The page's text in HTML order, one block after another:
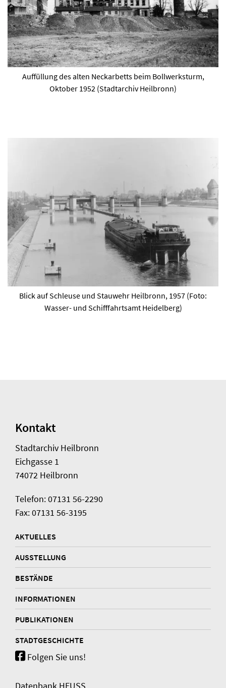
Auffüllung des alten Neckarbetts beim Bollwerksturm,
Oktober 1952 (Stadtarchiv Heilbronn)
Blick auf Schleuse und Stauwehr Heilbronn, 1957 (Foto:
Wasser- und Schifffahrtsamt Heidelberg)
Kontakt
Stadtarchiv Heilbronn
Eichgasse 1
74072 Heilbronn
Telefon: 07131 56-2290
Fax: 07131 56-3195
AKTUELLES
AUSSTELLUNG
BESTÄNDE
INFORMATIONEN
PUBLIKATIONEN
STADTGESCHICHTE
Folgen Sie uns!
Datenbank HEUSS